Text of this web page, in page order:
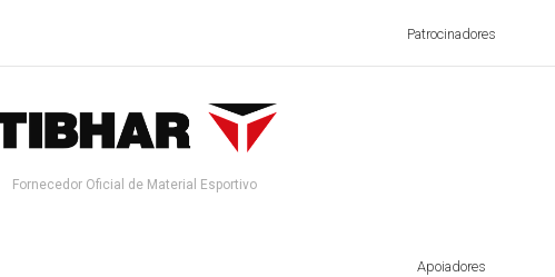
Patrocinadores
Fornecedor Oficial de Material Esportivo
Apoiadores